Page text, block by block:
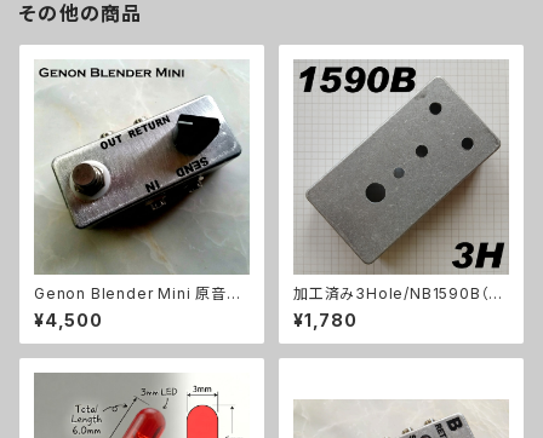
その他の商品
Genon Blender Mini 原音ブ
レンドキット【BASIC KIT】
¥4,500
加工済み3Hole/NB1590B（11
2x61x32mm）アルミダイキャス
トケース
¥1,780